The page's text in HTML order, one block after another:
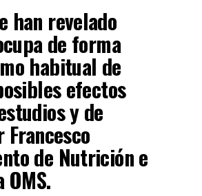
han revelado
de forma
habitual de
efectos
y de
de Nutrición e